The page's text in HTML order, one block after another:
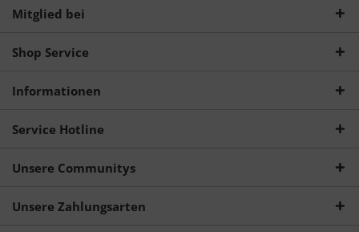
Mitglied bei
Shop Service
Informationen
Service Hotline
Unsere Communitys
Unsere Zahlungsarten